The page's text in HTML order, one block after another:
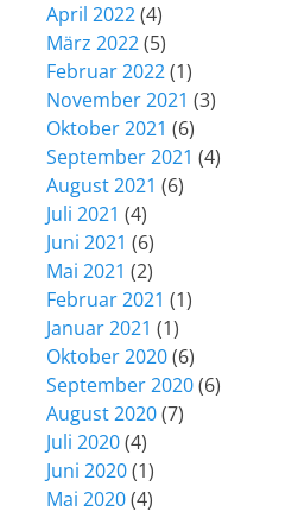
April 2022(4)
März 2022(5)
Februar 2022(1)
November 2021 (3)
Oktober 2021 (6)
September 2021 (4)
August 2021 (6)
Juli 2021 (4)
Juni 2021 (6)
Mai 2021 (2)
Februar 2021 (1)
Januar 2021 (1)
Oktober 2020(6)
September 2020(6)
August 2020(7)
Juli 2020(4)
Juni 2020(1)
Mai 2020(4)